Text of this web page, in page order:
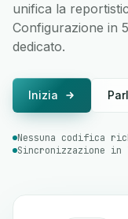
unifica la
Configurazione in
dedicato.
Inizia
Nessuna codifica
Sincronizzazione in